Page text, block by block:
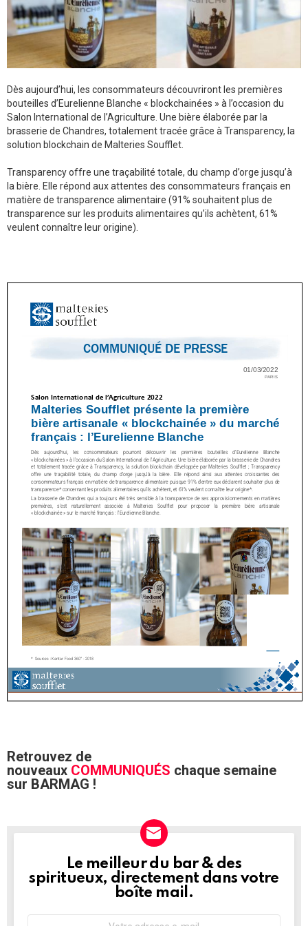
Dès aujourd’hui, les consommateurs découvriront les premières
bouteilles d’Eurelienne Blanche « blockchainées » à l’occasion du
Salon International de l’Agriculture. Une bière élaborée par la
brasserie de Chandres, totalement tracée grâce à Transparency, la
solution blockchain de Malteries Soufflet.
Transparency offre une traçabilité totale, du champ d’orge jusqu’à
la bière. Elle répond aux attentes des consommateurs français en
matière de transparence alimentaire (91% souhaitent plus de
transparence sur les produits alimentaires qu’ils achètent, 61%
veulent connaître leur origine).
Retrouvez de
nouveaux COMMUNIQUÉS chaque semaine
sur BARMAG !
NEWSLETTER
Le meilleur du bar & des
spiritueux, directement dans votre
boîte mail.